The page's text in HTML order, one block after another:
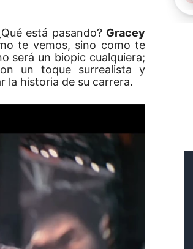
está pasando? Gracey
te vemos, sino como te
será un biopic cualquiera;
un toque surrealista y
la historia de su carrera.